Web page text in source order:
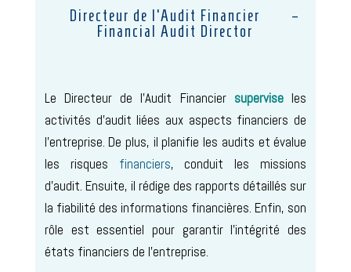
Directeur de l’Audit Financier –
Financial Audit Director
Le Directeur de l’Audit Financier superviseles
activités d’audit liées aux aspects financiers de
l’entreprise. De plus, il planifie les audits et évalue
les risques financiers, conduit les missions
d’audit. Ensuite, il rédige des rapports détaillés sur
la fiabilité des informations financières. Enfin, son
rôle est essentiel pour garantir l’intégrité des
états financiers de l’entreprise.